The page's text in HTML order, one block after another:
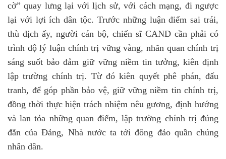
cờ” quay lưng lại với lịch sử, với cách mạng, đi ngược
lại với lợi ích dân tộc. Trước những luận điểm sai trái,
thù địch ấy, người cán bộ, chiến sĩ CAND cần phải có
trình độ lý luận chính trị vững vàng, nhãn quan chính trị
sáng suốt bảo đảm giữ vững niềm tin tưởng, kiên định
lập trường chính trị. Từ đó kiên quyết phê phán, đấu
tranh, để góp phần bảo vệ, giữ vững niềm tin chính trị,
đồng thời thực hiện trách nhiệm nêu gương, định hướng
và lan tỏa những quan điểm, lập trường chính trị đúng
đắn của Đảng, Nhà nước ta tới đông đảo quần chúng
nhân dân.